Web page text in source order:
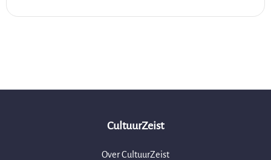
CultuurZeist
Over CultuurZeist